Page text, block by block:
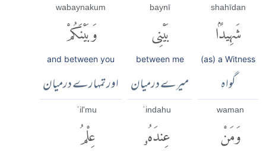
shahīdan
شَهِيدًۢا
(as) a Witness
گواہ
baynī
بَيْنِى
between me
میرے درمیان
wabaynakum
وَبَيْنَكُمْ
and between you
اور تمہارے درمیان
waman
وَمَنْ
ʿindahu
عِندَهُۥ
ʿil'mu
عِلْمُ